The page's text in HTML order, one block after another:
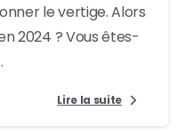
le vertige. Alors
2024 ? Vous êtes-
Lire la suite